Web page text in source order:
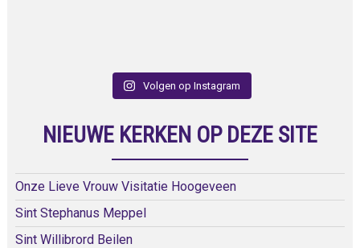
Volgen op Instagram
NIEUWE KERKEN OP DEZE SITE
Onze Lieve Vrouw Visitatie Hoogeveen
Sint Stephanus Meppel
Sint Willibrord Beilen